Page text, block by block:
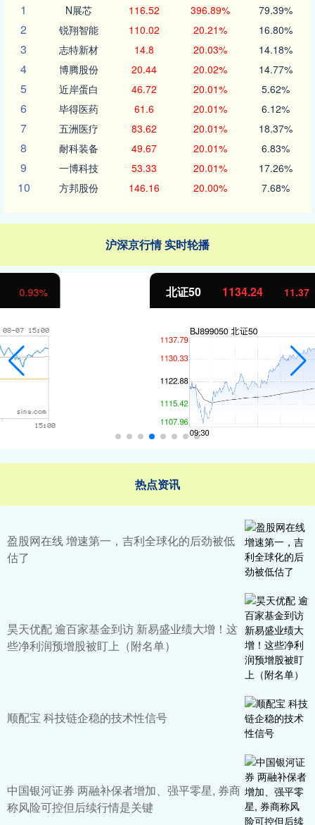
1
N展芯 116.52 396.89% 79.39%
2 锐翔智能 110.02 20.21% 16.80%
3 志特新材 14.8 20.03% 14.18%
4 博腾股份 20.44 20.02% 14.77%
5 近岸蛋白 46.72 20.01% 5.62%
6 毕得医药 61.6 20.01% 6.12%
7 五洲医疗 83.62 20.01% 18.37%
8 耐科装备 49.67 20.01% 6.83%
9 一博科技 53.33 20.01% 17.26%
10 方邦股份 146.16 20.00% 7.68%
沪深京行情 实时轮播
11.37 1.01%
热点资讯
盈股网在线 增速第一，吉利全球化的后劲被低
估了
昊天优配 逾百家基金到访 新易盛业绩大增！这
些净利润预增股被盯上（附名单）
顺配宝 科技链企稳的技术性信号
中国银河证券 两融补保者增加、强平零星, 券商
称风险可控但后续行情是关键